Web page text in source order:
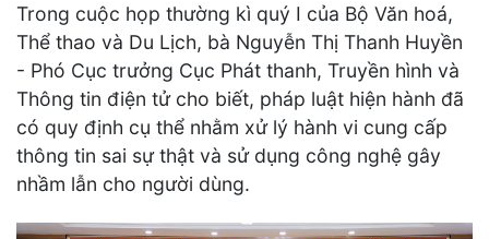
Trong cuộc họp thường kì quý I của Bộ Văn hoá,
Thể thao và Du Lịch, bà Nguyễn Thị Thanh Huyền
- Phó Cục trưởng Cục Phát thanh, Truyền hình và
Thông tin điện tử cho biết, pháp luật hiện hành đã
có quy định cụ thể nhằm xử lý hành vi cung cấp
thông tin sai sự thật và sử dụng công nghệ gây
nhầm lẫn cho người dùng.